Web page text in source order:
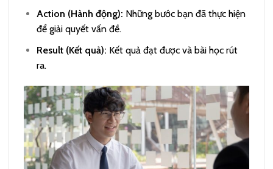
Action (Hành động): Những bước bạn đã thực hiện
để giải quyết vấn đề.
Result (Kết quả): Kết quả đạt được và bài học rút
ra.